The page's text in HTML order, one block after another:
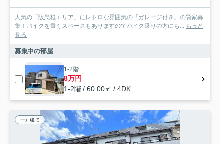
人気の「阪急桂エリア」にレトロな雰囲気の「ガレージ付き」の貸家募
集！バイクを置くスペースもありますのでバイク乗りの方にも... もっと
見る
募集中の部屋
1-2階
8万円
1-2階 / 60.00㎡ / 4DK
一戸建て